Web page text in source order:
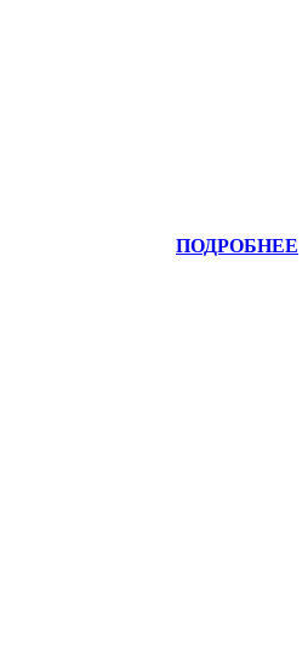
ПОДРОБНЕЕ